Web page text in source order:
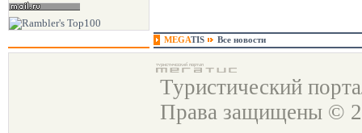
MEGATIS Все новости
Туристический
Права защищены ©